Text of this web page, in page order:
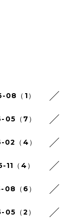
（1）
（7）
（4）
11（4）
（6）
05（2）